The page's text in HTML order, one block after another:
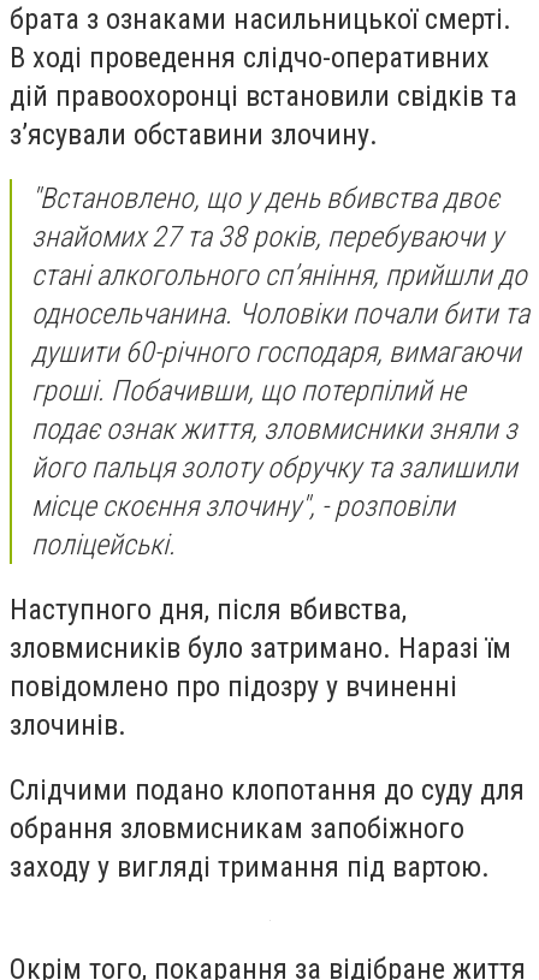
брата з ознаками насильницької смерті.
В ході проведення слідчо-оперативних
дій правоохоронці встановили свідків та
з’ясували обставини злочину.
"Встановлено, що у день вбивства двоє
знайомих 27 та 38 років, перебуваючи у
стані алкогольного сп’яніння, прийшли до
односельчанина. Чоловіки почали бити та
душити 60-річного господаря, вимагаючи
гроші. Побачивши, що потерпілий не
подає ознак життя, зловмисники зняли з
його пальця золоту обручку та залишили
місце скоєння злочину", - розповіли
поліцейські.
Наступного дня, після вбивства,
зловмисників було затримано. Наразі їм
повідомлено про підозру у вчиненні
злочинів.
Слідчими подано клопотання до суду для
обрання зловмисникам запобіжного
заходу у вигляді тримання під вартою.
Окрім того, покарання за відібране життя